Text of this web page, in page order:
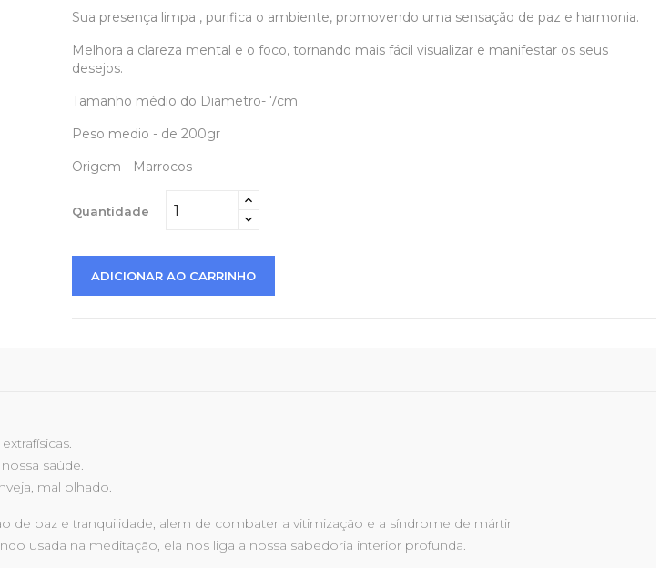
Sua presença limpa , purifica o ambiente, promovendo uma sensação de paz e harmonia.
Melhora a clareza mental e o foco, tornando mais fácil visualizar e manifestar os seus
desejos.
Tamanho médio do Diametro- 7cm
Peso medio - de 200gr
Origem - Marrocos
Quantidade
ADICIONAR AO CARRINHO
saúde.
mal olhado.
de paz e tranquilidade, alem de combater a vitimização e a síndrome de mártir
usada na meditação, ela nos liga a nossa sabedoria interior profunda.